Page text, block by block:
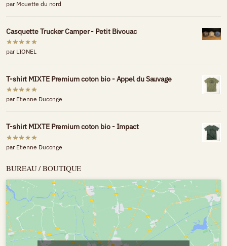
par Mouette du nord
Casquette Trucker Camper - Petit Bivouac
par LIONEL
T-shirt MIXTE Premium coton bio - Appel du Sauvage
par Etienne Duconge
T-shirt MIXTE Premium coton bio - Impact
par Etienne Duconge
BUREAU / BOUTIQUE